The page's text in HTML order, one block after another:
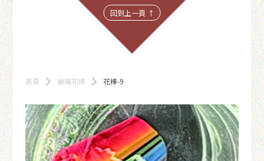
回到上一頁 ↑
首頁 玻璃花棒 花棒-9